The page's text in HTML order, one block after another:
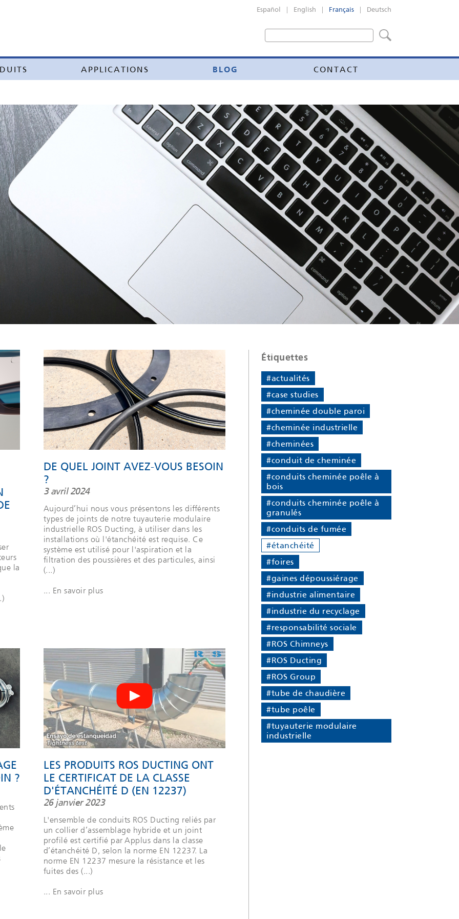
Español | English | Français | Deutsch
APPLICATIONS BLOG CONTACT
la
DE QUEL JOINT AVEZ-VOUS BESOIN
?
3 avril 2024
Aujourd’hui nous vous présentons les différents
types de joints de notre tuyauterie modulaire
industrielle ROS Ducting, à utiliser dans les
installations où l'étanchéité est requise. Ce
système est utilisé pour l'aspiration et la
filtration des poussières et des particules, ainsi
(...)
... En savoir plus
?
LES PRODUITS ROS DUCTING ONT
LE CERTIFICAT DE LA CLASSE
D'ÉTANCHÉITÉ D (EN 12237)
26 janvier 2023
L'ensemble de conduits ROS Ducting reliés par
un collier d’assemblage hybride et un joint
profilé est certifié par Applus dans la classe
d’étanchéité D, selon la norme EN 12237. La
norme EN 12237 mesure la résistance et les
fuites des (...)
... En savoir plus
Étiquettes
#actualités
#case studies
#cheminée double paroi
#cheminée industrielle
#cheminées
#conduit de cheminée
#conduits cheminée poêle à
bois
#conduits cheminée poêle à
granulés
#conduits de fumée
#étanchéité
#foires
#gaines dépoussiérage
#industrie alimentaire
#industrie du recyclage
#responsabilité sociale
#ROS Chimneys
#ROS Ducting
#ROS Group
#tube de chaudière
#tube poêle
#tuyauterie modulaire
industrielle